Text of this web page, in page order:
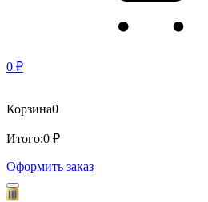
0 ₽
Корзина0
Итого:0 ₽
Оформить заказ